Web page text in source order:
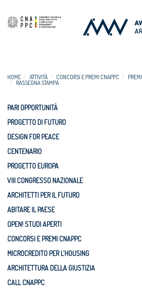
HOME ATTIVITÀ CONCORSI E PREMI CNAPPC
RASSEGNA STAMPA
PARI OPPORTUNITÀ
PROGETTO DI FUTURO
DESIGN FOR PEACE
CENTENARIO
PROGETTO EUROPA
VIII CONGRESSO NAZIONALE
ARCHITETTI PER IL FUTURO
ABITARE IL PAESE
OPEN! STUDI APERTI
CONCORSI E PREMI CNAPPC
MICROCREDITO PER L'HOUSING
ARCHITETTURA DELLA GIUSTIZIA
CALL CNAPPC